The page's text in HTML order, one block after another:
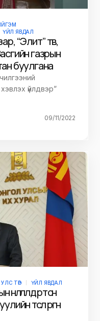
ҮЙЛ ЯВДАЛ
“Элит” төв,
газрын
буулгана
үйлдвэр”
09/11/2022
УЛС ТӨР ҮЙЛ ЯВДАЛ
өртсөн
төсөл өргөн